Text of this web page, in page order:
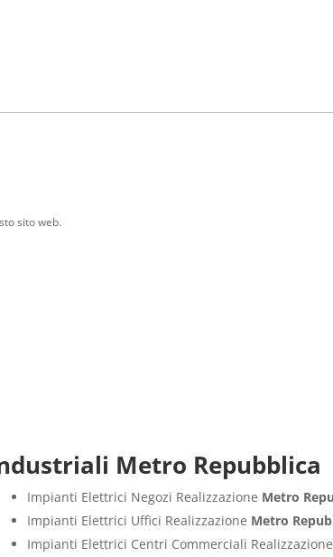
sito web.
Metro Repubblica
Impianti Elettrici Negozi Realizzazione Metro
Impianti Elettrici Uffici Realizzazione Metro
Impianti Elettrici Centri Commerciali Realizzazione